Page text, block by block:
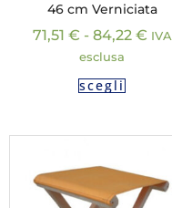
46 cm Verniciata
71,51 € - 84,22 € IVA
esclusa
scegli